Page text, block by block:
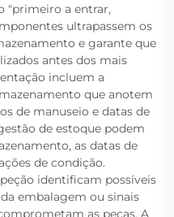
"primeiro a entrar,
ultrapassem os
e garante que
antes dos mais
incluem a
que anotem
de manuseio e datas de
de estoque podem
as datas de
de condição.
identificam possíveis
embalagem ou sinais
as peças. A